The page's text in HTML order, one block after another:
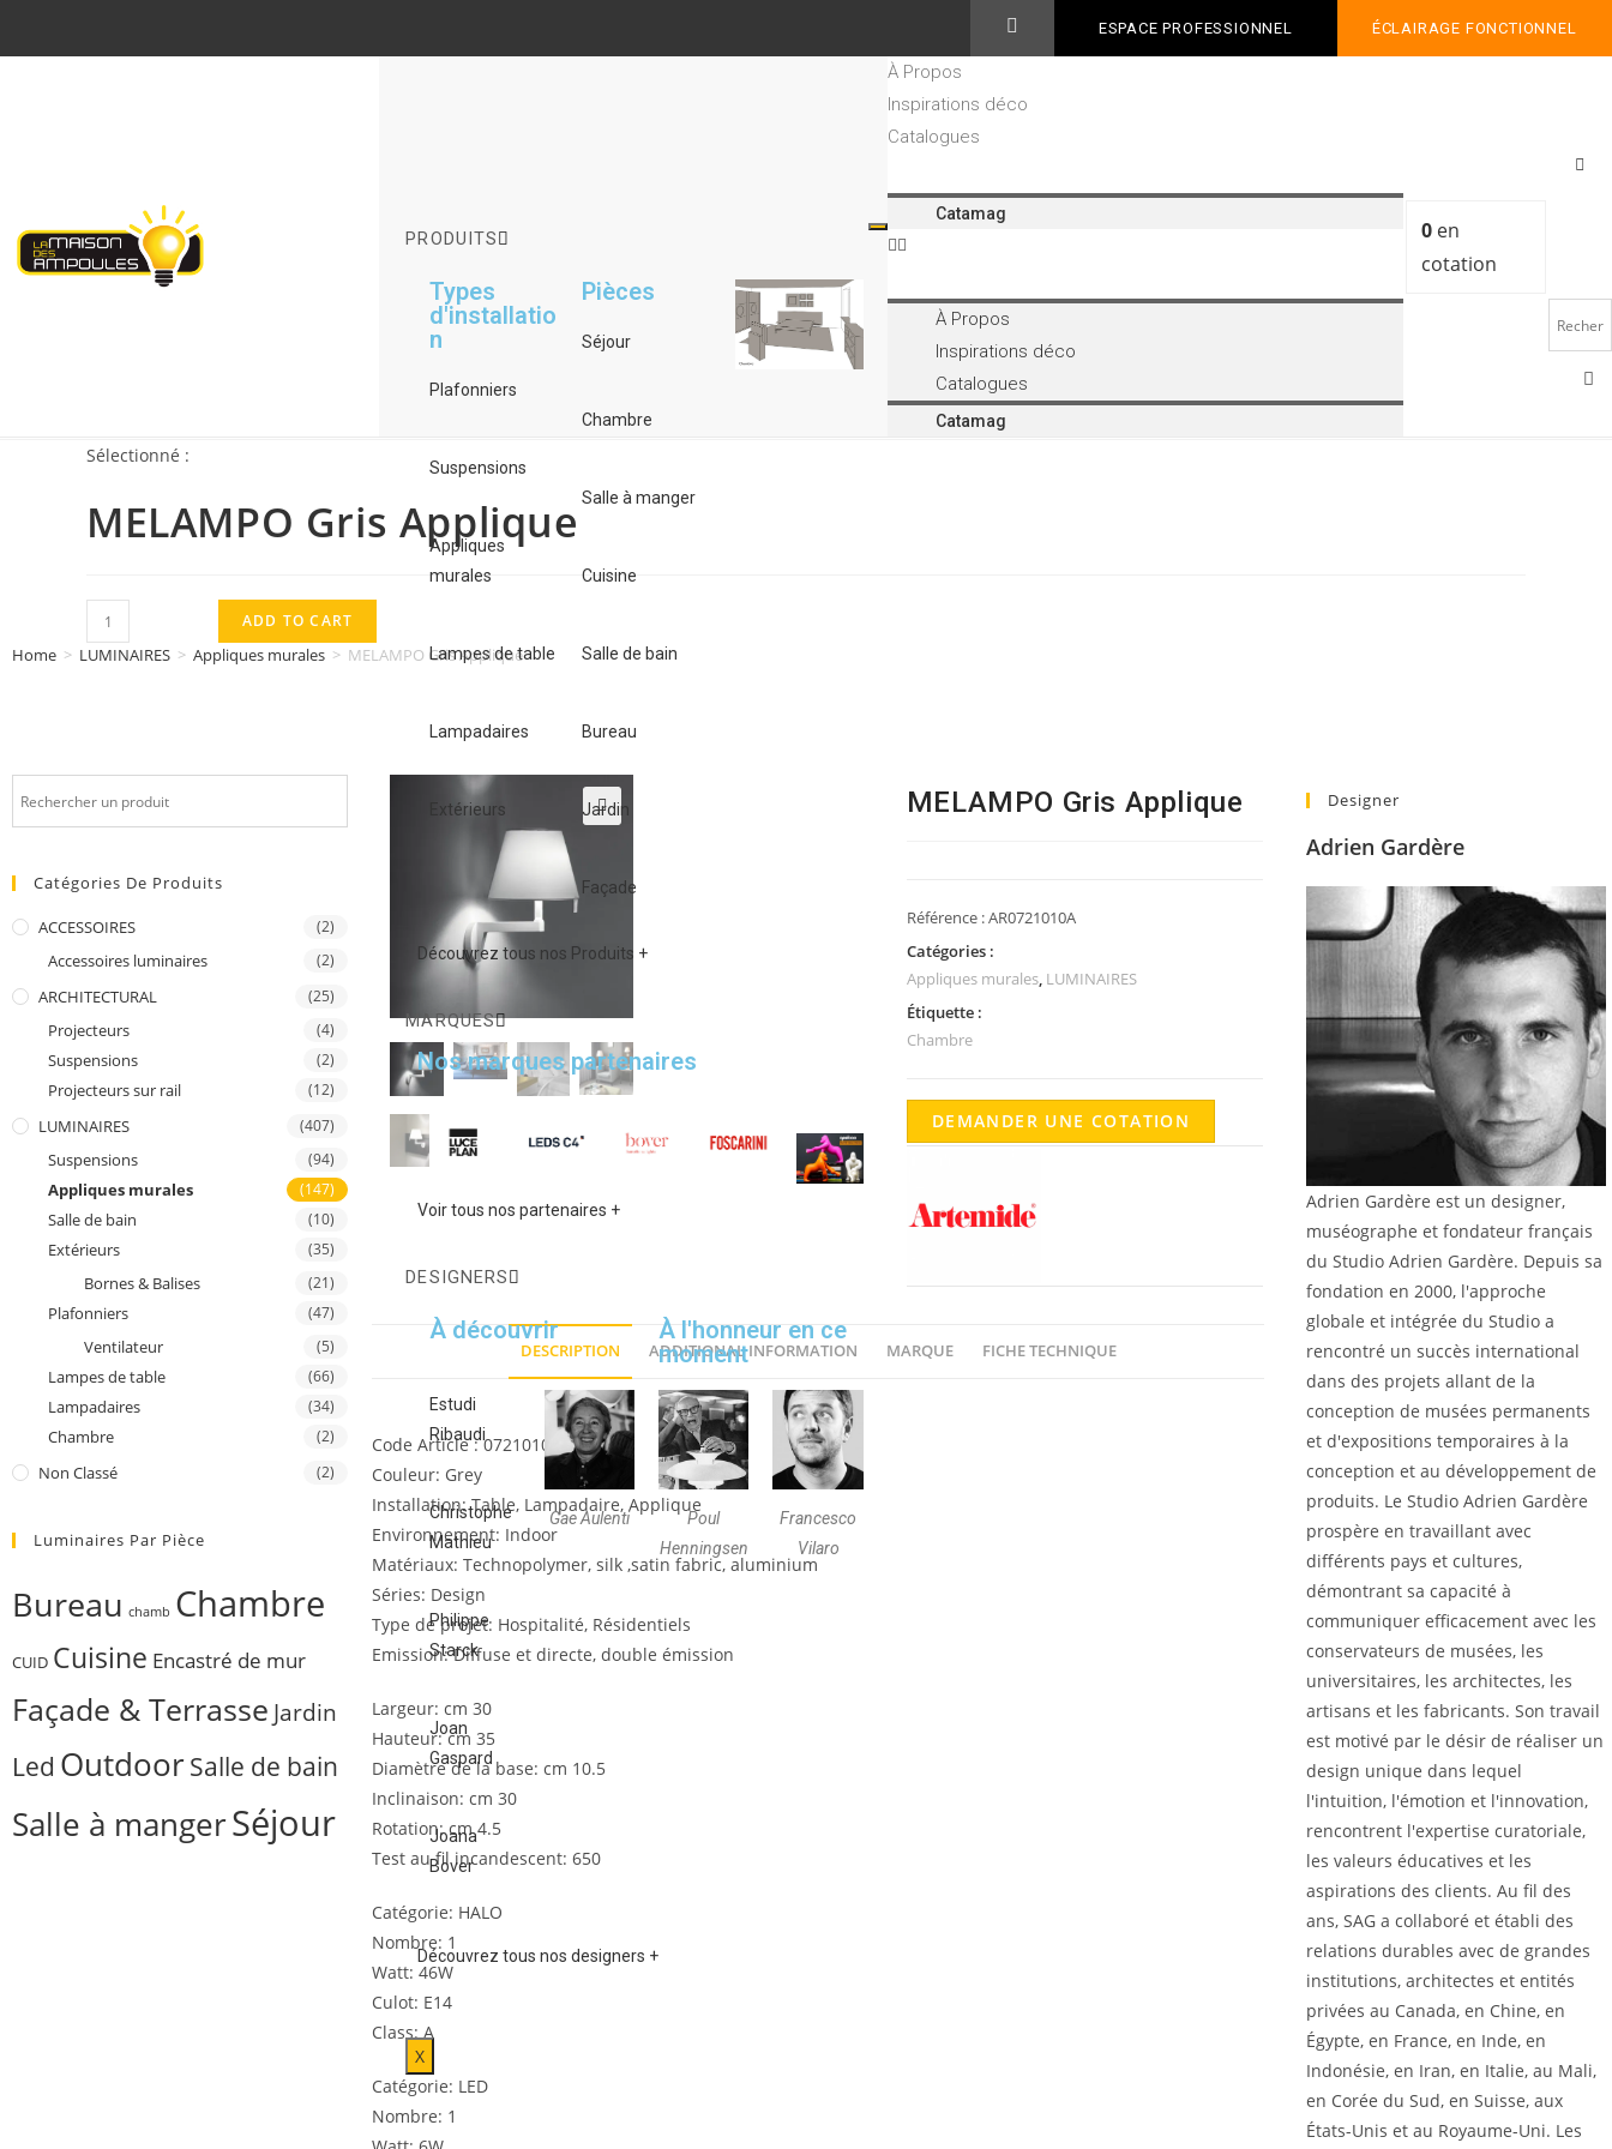
ESPACE PROFESSIONNEL ÉCLAIRAGE FONCTIONNEL
PRODUITS
Types
d'installatio
n
Plafonniers
Suspensions
Appliques
murales
Lampes de table
Lampadaires
Extérieurs
Pièces
Séjour
Chambre
Salle à manger
Cuisine
Salle de bain
Bureau
Jardin
Façade
Découvrez tous nos Produits +
MARQUES
Nos marques partenaires
Voir tous nos partenaires +
DESIGNERS
À découvrir
À l'honneur en ce
moment
Estudi
Ribaudi
Christophe
Mathieu
Philippe
Starck
Joan
Gaspard
Joana
Bover
Gae Aulenti
Poul
Henningsen
Francesco
Vilaro
Découvrez tous nos designers +
X
À Propos
Inspirations déco
Catalogues
Catamag
À Propos
Inspirations déco
Catalogues
Catamag
0 en
cotation
Sélectionné :
MELAMPO Gris Applique
ADD TO CART
Home > LUMINAIRES > Appliques murales > MELAMPO Gris Applique
Catégories De Produits
ACCESSOIRES (2)
Accessoires luminaires (2)
ARCHITECTURAL (25)
Projecteurs (4)
Suspensions (2)
Projecteurs sur rail (12)
LUMINAIRES (407)
Suspensions (94)
Appliques murales (147)
Salle de bain (10)
Extérieurs (35)
Bornes & Balises (21)
Plafonniers (47)
Ventilateur (5)
Lampes de table (66)
Lampadaires (34)
Chambre (2)
Non Classé (2)
Luminaires Par Pièce
Bureau chamb Chambre
CUID Cuisine Encastré de mur
Façade & Terrasse Jardin
Led OutdoorSalle de bain
Salle à mangerSéjour
MELAMPO Gris Applique
Référence :AR0721010A
Catégories :
Appliques murales, LUMINAIRES
Étiquette :
Chambre
DEMANDER UNE COTATION
DESCRIPTION ADDITIONAL INFORMATION MARQUE FICHE TECHNIQUE
Code Article : 0721010A
Couleur: Grey
Installation: Table, Lampadaire, Applique
Environnement: Indoor
Matériaux: Technopolymer, silk ,satin fabric, aluminium
Séries: Design
Type de projet: Hospitalité, Résidentiels
Emission: Diffuse et directe, double émission
Largeur: cm 30
Hauteur: cm 35
Diamètre de la base: cm 10.5
Inclinaison: cm 30
Rotation: cm 4.5
Test au fil incandescent: 650
Catégorie: HALO
Nombre: 1
Watt: 46W
Culot: E14
Class: A
Catégorie: LED
Nombre: 1
Designer
Adrien Gardère
Adrien Gardère est un designer,
muséographe et fondateur français
du Studio Adrien Gardère. Depuis sa
fondation en 2000, l'approche
globale et intégrée du Studio a
rencontré un succès international
dans des projets allant de la
conception de musées permanents
et d'expositions temporaires à la
conception et au développement de
produits. Le Studio Adrien Gardère
prospère en travaillant avec
différents pays et cultures,
démontrant sa capacité à
communiquer efficacement avec les
conservateurs de musées, les
universitaires, les architectes, les
artisans et les fabricants. Son travail
est motivé par le désir de réaliser un
design unique dans lequel
l'intuition, l'émotion et l'innovation,
rencontrent l'expertise curatoriale,
les valeurs éducatives et les
aspirations des clients. Au fil des
ans, SAG a collaboré et établi des
relations durables avec de grandes
institutions, architectes et entités
privées au Canada, en Chine, en
Égypte, en France, en Inde, en
Indonésie, en Iran, en Italie, au Mali,
en Corée du Sud, en Suisse, aux
États-Unis et au Royaume-Uni. Les